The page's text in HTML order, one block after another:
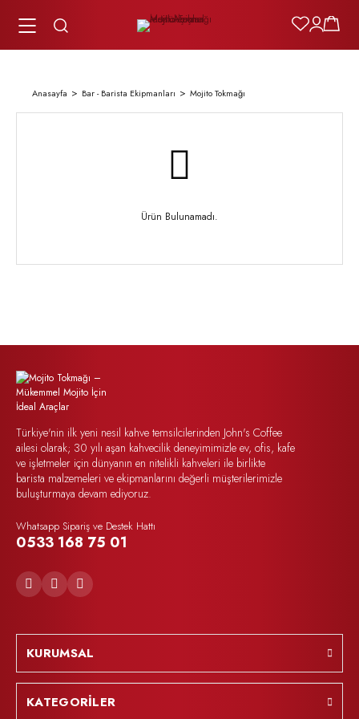
Anasayfa Bar - Barista Ekipmanları Mojito Tokmağı
Ürün Bulunamadı.
Türkiye'nin ilk yeni nesil kahve temsilcilerinden John's Coffee
ailesi olarak; 30 yılı aşan kahvecilik deneyimimizle ev, ofis, kafe
ve işletmeler için dünyanın en nitelikli kahveleri ile birlikte
barista malzemeleri ve ekipmanlarını değerli müşterilerimizle
buluşturmaya devam ediyoruz.
Whatsapp Sipariş ve Destek Hattı
0533 168 75 01
KURUMSAL
KATEGORİLER